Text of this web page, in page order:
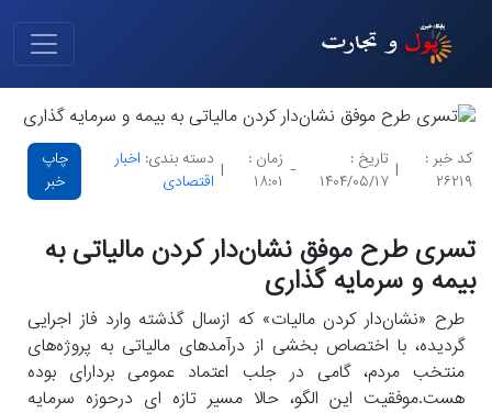
کد خبر :
۲۶۲۱۹
|
تاریخ :
۱۴۰۴/۰۵/۱۷
-
زمان :
۱۸:۰۱
|
دسته بندی: اخبار
اقتصادی
چاپ
خبر
تسری طرح موفق نشان‌دار کردن مالیاتی به
بیمه و سرمایه گذاری
طرح «نشان‌دار کردن مالیات» که ازسال گذشته وارد فاز اجرایی
گردیده، با اختصاص بخشی از درآمدهای مالیاتی به پروژه‌های
منتخب مردم، گامی در جلب اعتماد عمومی بردارای بوده
هست.موفقیت این الگو، حالا مسیر تازه ای درحوزه سرمایه